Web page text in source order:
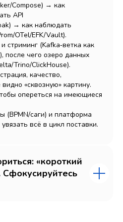
Compose) → как
API
→ как наблюдать
OTel/EFK/Vault).
стриминг (Kafka‑ветка как
после чего озеро данных
Trino/ClickHouse).
качество,
«сквозную» картину.
опереться на имеющиеся
саги) и платформа
всё в цикл поставки.
«короткий
Сфокусируйтесь